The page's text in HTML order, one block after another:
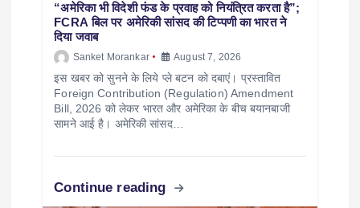
“अमेरिका भी विदेशी फंड के प्रवाह को नियंत्रित करता है”;
FCRA बिल पर अमेरिकी सांसद की टिप्पणी का भारत ने
दिया जवाब
Sanket Morankar August 7, 2026
इस खबर को सुनने के लिये प्ले बटन को दबाएं। प्रस्तावित
Foreign Contribution (Regulation) Amendment
Bill, 2026 को लेकर भारत और अमेरिका के बीच बयानबाजी
सामने आई है। अमेरिकी सांसद…
Continue reading